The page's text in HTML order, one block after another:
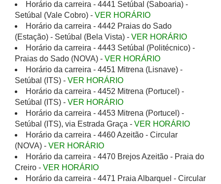
Horário da carreira - 4441 Setúbal (Saboaria) -
Setúbal (Vale Cobro) - VER HORÁRIO
Horário da carreira - 4442 Praias do Sado
(Estação) - Setúbal (Bela Vista) - VER HORÁRIO
Horário da carreira - 4443 Setúbal (Politécnico) -
Praias do Sado (NOVA) - VER HORÁRIO
Horário da carreira - 4451 Mitrena (Lisnave) -
Setúbal (ITS) - VER HORÁRIO
Horário da carreira - 4452 Mitrena (Portucel) -
Setúbal (ITS) - VER HORÁRIO
Horário da carreira - 4453 Mitrena (Portucel) -
Setúbal (ITS), via Estrada Graça - VER HORÁRIO
Horário da carreira - 4460 Azeitão - Circular
(NOVA) - VER HORÁRIO
Horário da carreira - 4470 Brejos Azeitão - Praia do
Creiro - VER HORÁRIO
Horário da carreira - 4471 Praia Albarquel - Circular